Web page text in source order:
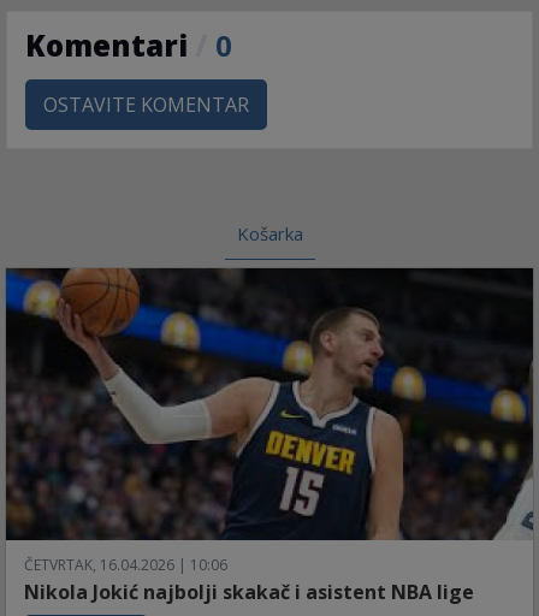
Komentari 0
OSTAVITE KOMENTAR
Košarka
ČETVRTAK, 16.04.2026 | 10:06
Nikola Jokić najbolji skakač i asistent NBA lige